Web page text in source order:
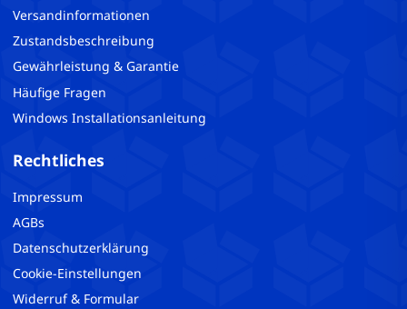
Versandinformationen
Zustandsbeschreibung
Gewährleistung & Garantie
Häufige Fragen
Windows Installationsanleitung
Rechtliches
Impressum
AGBs
Datenschutzerklärung
Cookie-Einstellungen
Widerruf & Formular